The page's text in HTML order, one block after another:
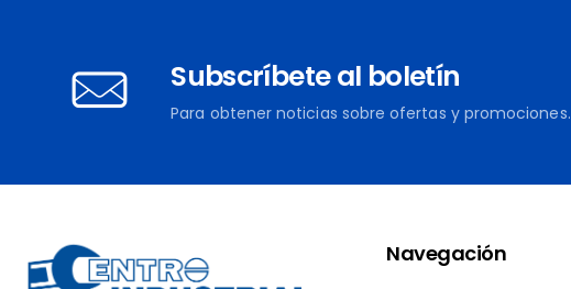
Subscríbete al boletín
Para obtener noticias sobre ofertas y promociones.
Navegación